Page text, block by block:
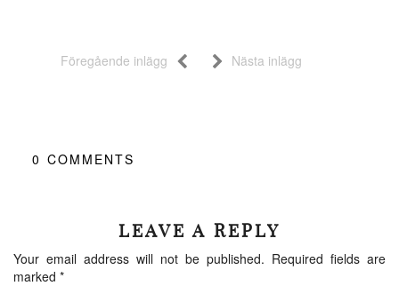
Föregående inlägg Nästa inlägg
0 COMMENTS
LEAVE A REPLY
Your email address will not be published. Required fields are
marked *